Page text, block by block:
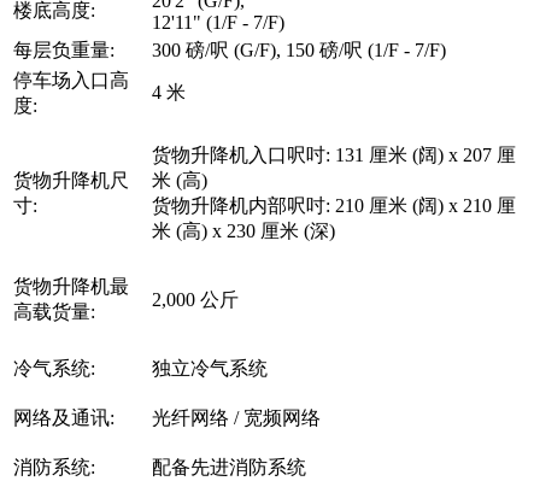
楼底高度:
12'11" (1/F - 7/F)
每层负重量:
300 磅/呎 (G/F), 150 磅/呎 (1/F - 7/F)
停车场入口高
度:
4 米
货物升降机尺
寸:
货物升降机入口呎吋: 131 厘米 (阔) x 207 厘
米 (高)
货物升降机内部呎吋: 210 厘米 (阔) x 210 厘
米 (高) x 230 厘米 (深)
货物升降机最
高载货量:
2,000 公斤
冷气系统: 独立冷气系统
网络及通讯: 光纤网络 / 宽频网络
消防系统: 配备先进消防系统